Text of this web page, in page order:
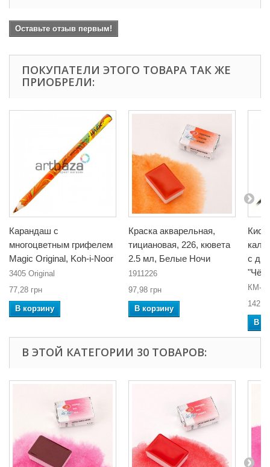
Оставьте отзыв первым!
ПОКУПАТЕЛИ ЭТОГО ТОВАРА ТАК ЖЕ
ПРИОБРЕЛИ:
Карандаш с
многоцветным грифелем
Magic Original, Koh-i-Noor
3405 Original
77,28 грн
В корзину
Краска акварельная,
тициановая, 226, кювета
2.5 мл, Белые Ночи
1911226
97,98 грн
В корзину
с
КМ-7
В
В ЭТОЙ КАТЕГОРИИ 30 ТОВАРОВ: